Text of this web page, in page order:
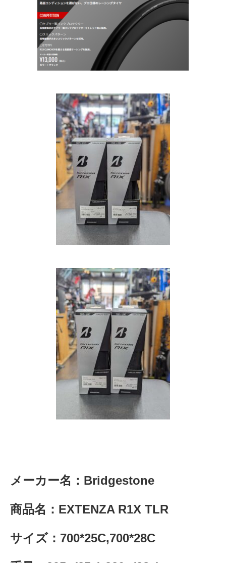
メーカー名：Bridgestone
商品名：EXTENZA R1X TLR
サイズ：700*25C,700*28C